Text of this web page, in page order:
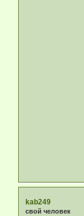
kab249
свой человек